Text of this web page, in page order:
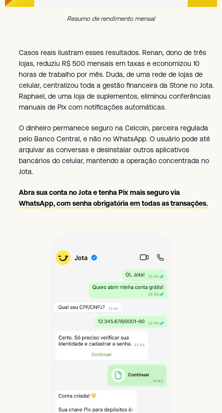
Resumo de rendimento mensal
Casos reais ilustram esses resultados. Renan, dono de três
lojas, reduziu R$ 500 mensais em taxas e economizou 10
horas de trabalho por mês. Duda, de uma rede de lojas de
celular, centralizou toda a gestão financeira da Stone no Jota.
Raphael, de uma loja de suplementos, eliminou conferências
manuais de Pix com notificações automáticas.
O dinheiro permanece seguro na Celcoin, parceira regulada
pelo Banco Central, e não no WhatsApp. O usuário pode até
arquivar as conversas e desinstalar outros aplicativos
bancários do celular, mantendo a operação concentrada no
Jota.
Abra sua conta no Jota e tenha Pix mais seguro via
WhatsApp, com senha obrigatória em todas as transações.